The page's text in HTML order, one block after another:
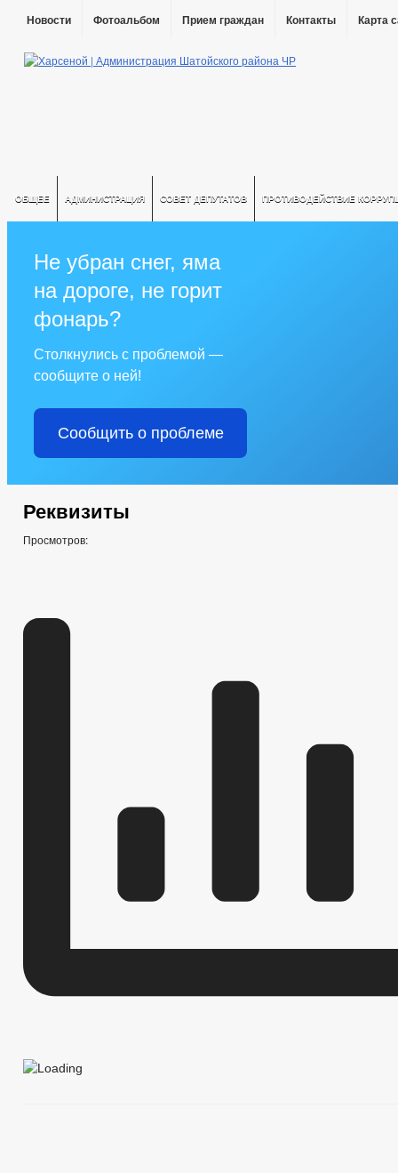
Новости Фотоальбом Прием граждан Контакты Карта
ОБЩЕЕ АДМИНИСТРАЦИЯ СОВЕТ ДЕПУТАТОВ ПРОТИВОДЕЙСТВИЕ
Не убран снег, яма
на дороге, не горит
фонарь?
Столкнулись с проблемой —
сообщите о ней!
Сообщить о проблеме
Реквизиты
Просмотров: